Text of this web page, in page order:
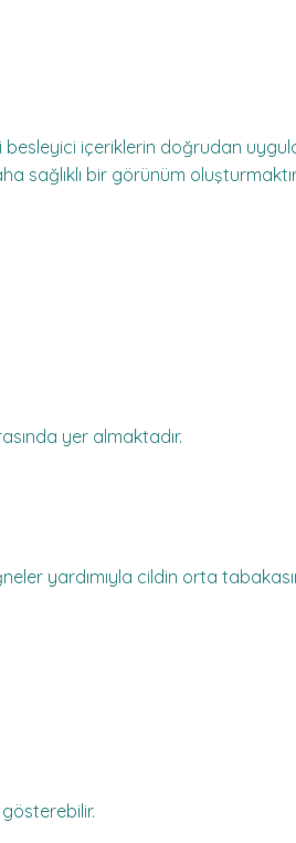
içeriklerin doğrudan
sağlıklı bir görünüm
yer almaktadır.
yardımıyla cildin orta